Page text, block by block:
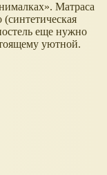
. Матраса
еще нужно
уютной.